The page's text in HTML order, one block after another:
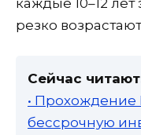
резко
Сейчас
•
бессрочную